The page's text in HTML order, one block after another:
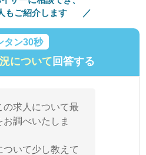
もご紹介します
タン30秒
について回答する
の求人について最
お調べいたしま
ついて少し教えて